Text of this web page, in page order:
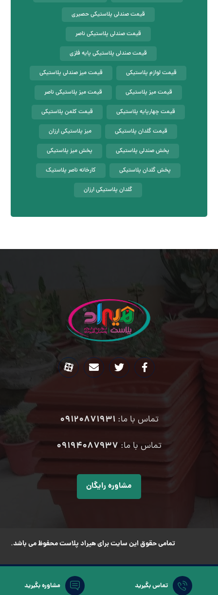
قیمت صندلی پلاستیکی حصیری
قیمت صندلی پلاستیکی ناصر
قیمت صندلی پلاستیکی پایه فلزی
قیمت لوازم پلاستیکی قیمت میز صندلی پلاستیکی
قیمت میز پلاستیکی قیمت میز پلاستیکی ناصر
قیمت چهارپایه پلاستیکی قیمت کلمن پلاستیکی
قیمت گلدان پلاستیکی میز پلاستیکی ارزان
پخش صندلی پلاستیکی پخش میز پلاستیکی
پخش گلدان پلاستیکی کارخانه ناصر پلاستیک
گلدان پلاستیکی ارزان
تماس با ما:09120871931
تماس با ما: ۰۹۱۹۴۰۸۷۹۳۷
مشاوره رایگان
تمامی حقوق این سایت برای هیراد پلاست محفوظ می باشد.
تماس بگیرید مشاوره بگیرید